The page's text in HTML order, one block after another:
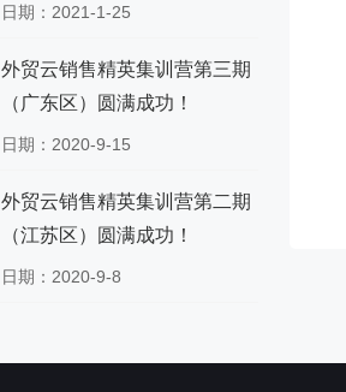
日期：2021-1-25
外贸云销售精英集训营第三期
（广东区）圆满成功！
日期：2020-9-15
外贸云销售精英集训营第二期
（江苏区）圆满成功！
日期：2020-9-8